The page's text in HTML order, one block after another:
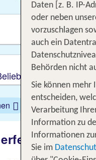
Ausflüge
Daten [z. B. IP-
oder neben
vorzuschlagen
auch ein
Behörden nicht
Sie können
entscheiden,
Verarbeitung
Information zu
Informationen
Sie im